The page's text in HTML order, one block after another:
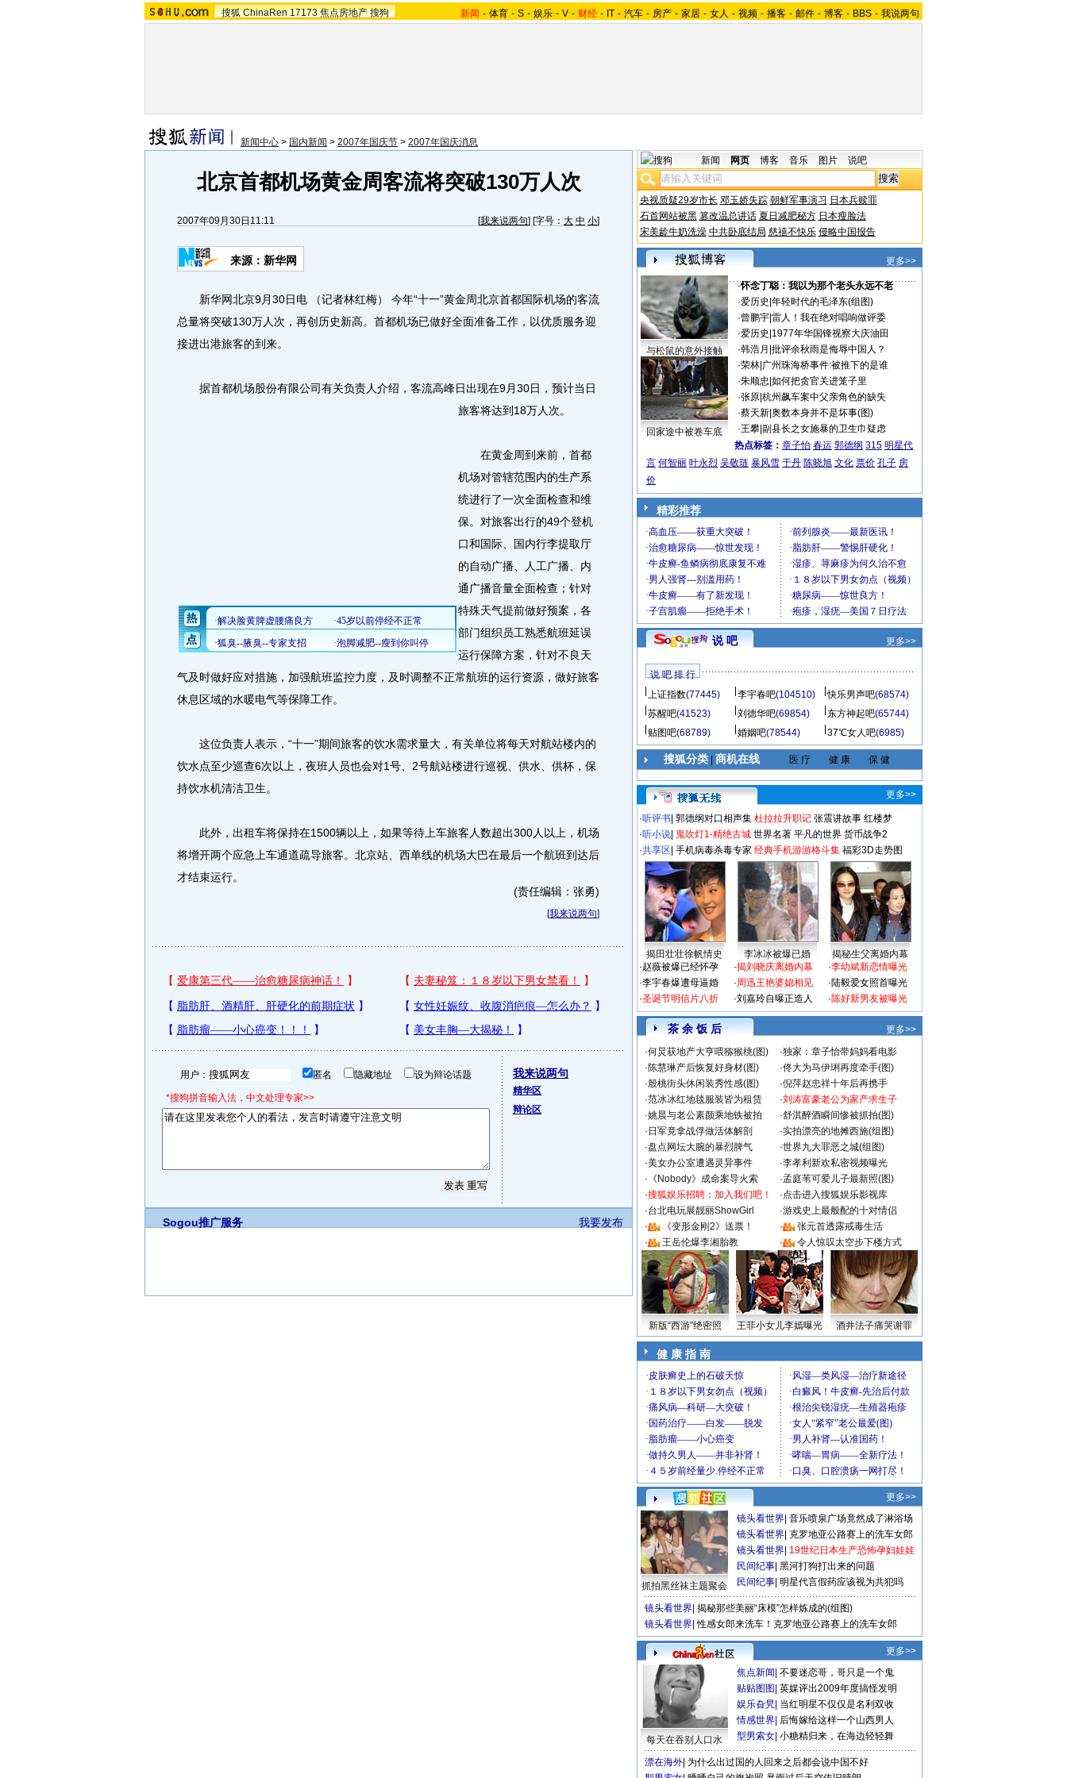
搜狐 ChinaRen 17173 焦点房地产 搜狗 新闻 - 体育 - S - 娱乐 - V - 财经 - IT - 汽车 - 房产 - 家居 - 女人 - 视频 - 播客 - 邮件 - 博客 - BBS - 我说两句
新闻中心 > 国内新闻 > 2007年国庆节 > 2007年国庆消息
北京首都机场黄金周客流将突破130万人次
2007年09月30日11:11 [我来说两句] [字号： 大 中 小]
来源：新华网
新华网北京9月30日电 （记者林红梅） 今年“十一”黄金周北京首都国际机场的客流
总量将突破130万人次，再创历史新高。首都机场已做好全面准备工作，以优质服务迎
接进出港旅客的到来。
据首都机场股份有限公司有关负责人介绍，客流高峰日出现在9月30日，预计当日
旅客将达到18万人次。
在黄金周到来前，首都
机场对管辖范围内的生产系
统进行了一次全面检查和维
保。对旅客出行的49个登机
口和国际、国内行李提取厅
的自动广播、人工广播、内
通广播音量全面检查；针对
特殊天气提前做好预案，各
部门组织员工熟悉航班延误
运行保障方案，针对不良天
气及时做好应对措施，加强航班监控力度，及时调整不正常航班的运行资源，做好旅客
休息区域的水暖电气等保障工作。
这位负责人表示，“十一”期间旅客的饮水需求量大，有关单位将每天对航站楼内的
饮水点至少巡查6次以上，夜班人员也会对1号、2号航站楼进行巡视、供水、供杯，保
持饮水机清洁卫生。
此外，出租车将保持在1500辆以上，如果等待上车旅客人数超出300人以上，机场
将增开两个应急上车通道疏导旅客。北京站、西单线的机场大巴在最后一个航班到达后
才结束运行。
(责任编辑：张勇)
[我来说两句]
用户： 匿名 隐藏地址 设为辩论话题
*搜狗拼音输入法，中文处理专家>>
我来说两句
精华区
辩论区
我要发布
Sogou推广服务
新闻 网页 博客 音乐 图片 说吧
央视质疑29岁市长 邓玉娇失踪 朝鲜军事演习 日本兵赎罪
石首网站被黑 篡改温总讲话 夏日减肥秘方 日本瘦脸法
宋美龄牛奶洗澡 中共卧底结局 慈禧不快乐 侵略中国报告
更多>>
与松鼠的意外接触
回家途中被卷车底
·怀念丁聪：我以为那个老头永远不老
·爱历史 年轻时代的毛泽东(组图)
·曾鹏宇| 雷人！我在绝对唱响做评委
·爱历史 1977年华国锋视察大庆油田
·韩浩月 批评余秋雨是侮辱中国人？
·荣林| 广州珠海桥事件:被推下的是谁
·朱顺忠 如何把贪官关进笼子里
·张原| 杭州飙车案中父亲角色的缺失
·蔡天新| 奥数本身并不是坏事(图)
·王攀| 副县长之女施暴的卫生巾疑虑
热点标签： 章子怡 春运 郭德纲 315 明星代
言 何智丽 叶永烈 吴敬琏 暴风雪 于丹 陈晓旭 文化 票价 孔子 房
价
精彩推荐
说 吧 更多>>
说 吧 排 行
上证指数(77445) 李宇春吧(104510) 快乐男声吧(68574)
苏醒吧(41523) 刘德华吧(69854) 东方神起吧(65744)
贴图吧(68789) 婚姻吧(78544) 37℃女人吧(6985)
搜狐分类| 商机在线 医 疗 健 康 保 健
更多>>
·听评书 郭德纲对口相声集 杜拉拉升职记 张震讲故事 红楼梦
·听小说 鬼吹灯1-精绝古城 世界名著 平凡的世界 货币战争2
·共享区 手机病毒杀毒专家 经典手机游游格斗集 福彩3D走势图
揭田壮壮徐帆情史 李冰冰被爆已婚
揭秘生父离婚内幕
·赵薇被爆已经怀孕
·李宇春爆遭母逼婚
·圣诞节明信片八折
·揭刘晓庆离婚内幕
·周迅王艳婆媳相见
·刘嘉玲自曝正造人
·李幼斌新恋情曝光
·陆毅爱女照首曝光
·陈好新男友被曝光
茶 余 饭 后
更多>>
·何炅获地产大亨喂猕猴桃(图) ·独家：章子怡带妈妈看电影
·陈慧琳产后恢复好身材(图) ·佟大为马伊琍再度牵手(图)
·殷桃街头休闲装秀性感(图) ·倪萍赵忠祥十年后再携手
·范冰冰红地毯服装皆为租赁 ·刘涛富豪老公为家产求生子
·姚晨与老公素颜乘地铁被拍 ·舒淇醉酒瞬间惨被抓拍(图)
· 日军竟拿战俘做活体解剖 ·实拍漂亮的地摊西施(组图)
·盘点网坛大腕的暴烈脾气 ·世界九大罪恶之城(组图)
·美女办公室遭遇灵异事件 ·李孝利新欢私密视频曝光
· 《Nobody》成命案导火索 ·孟庭苇可爱儿子最新照(图)
·搜狐娱乐招聘：加入我们吧！ ·点击进入搜狐娱乐影视库
·台北电玩展靓丽ShowGirl ·游戏史上最般配的十对情侣
·
《变形金刚2》送票！ ·
张元首透露戒毒生活
·
王岳伦爆李湘胎教 · 令人惊叹太空步下楼方式
新版“西游”绝密照 王菲小女儿李嫣曝光 酒井法子痛哭谢罪
健 康 指 南
更多>>
抓拍黑丝袜主题聚会
镜头看世界 音乐喷泉广场竟然成了淋浴场
镜头看世界 克罗地亚公路赛上的洗车女郎
镜头看世界 19世纪日本生产恐怖孕妇娃娃
民间纪事 黑河打狗打出来的问题
民间纪事 明星代言假药应该视为共犯吗
镜头看世界 揭秘那些美丽“床模”怎样炼成的(组图)
镜头看世界 性感女郎来洗车！克罗地亚公路赛上的洗车女郎
更多>>
每天在吞别人口水
焦点新闻 不要迷恋哥，哥只是一个鬼
贴贴图图 英媒评出2009年度搞怪发明
娱乐旮旯 当红明星不仅仅是名利双收
情感世界 后悔嫁给这样一个山西男人
型男索女 小糖精归来，在海边轻轻舞
漂在海外 为什么出过国的人回来之后都会说中国不好